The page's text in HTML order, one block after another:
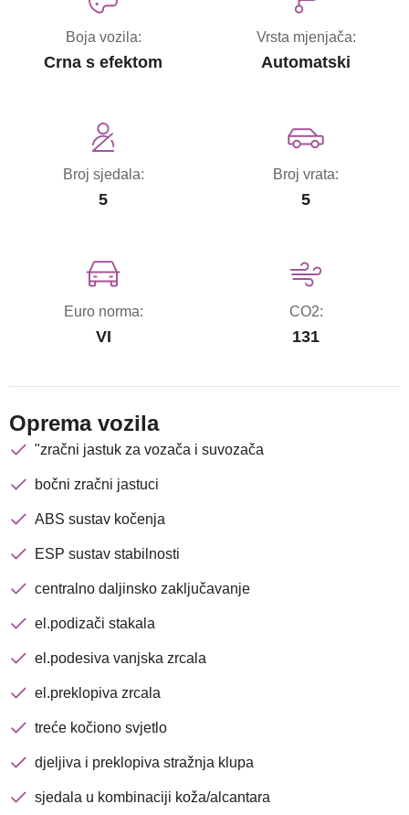
Boja vozila:
Crna s efektom
Vrsta mjenjača:
Automatski
Broj sjedala:
5
Broj vrata:
5
Euro norma:
VI
CO2:
131
Oprema vozila
"zračni jastuk za vozača i suvozača
bočni zračni jastuci
ABS sustav kočenja
ESP sustav stabilnosti
centralno daljinsko zaključavanje
el.podizači stakala
el.podesiva vanjska zrcala
el.preklopiva zrcala
treće kočiono svjetlo
djeljiva i preklopiva stražnja klupa
sjedala u kombinaciji koža/alcantara